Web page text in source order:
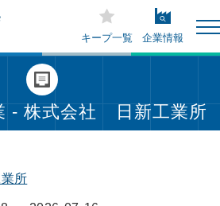
キープ一覧 企業情報
- 株式会社 日新工業所
所